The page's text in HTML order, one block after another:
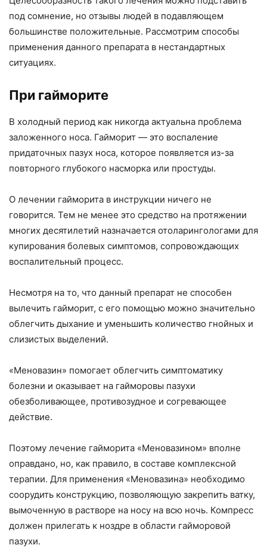
под сомнение, но отзывы людей в подавляющем
большинстве положительные. Рассмотрим способы
применения данного препарата в нестандартных
ситуациях.
При гайморите
В холодный период как никогда актуальна проблема
заложенного носа. Гайморит — это воспаление
придаточных пазух носа, которое появляется из-за
повторного глубокого насморка или простуды.
О лечении гайморита в инструкции ничего не
говорится. Тем не менее это средство на протяжении
многих десятилетий назначается отоларингологами для
купирования болевых симптомов, сопровождающих
воспалительный процесс.
Несмотря на то, что данный препарат не способен
вылечить гайморит, с его помощью можно значительно
облегчить дыхание и уменьшить количество гнойных и
слизистых выделений.
«Меновазин» помогает облегчить симптоматику
болезни и оказывает на гайморовы пазухи
обезболивающее, противозудное и согревающее
действие.
Поэтому лечение гайморита «Меновазином» вполне
оправдано, но, как правило, в составе комплексной
терапии. Для применения «Меновазина» необходимо
соорудить конструкцию, позволяющую закрепить ватку,
вымоченную в растворе на носу на всю ночь. Компресс
должен прилегать к ноздре в области гайморовой
пазухи.